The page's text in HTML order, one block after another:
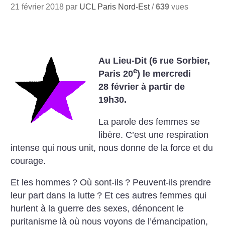
21 février 2018 par UCL Paris Nord-Est/639 vues
Au Lieu-Dit (6 rue Sorbier,
Paris 20e) le mercredi
28 février à partir de
19h30.
La parole des femmes se
libère. C’est une respiration
intense qui nous unit, nous donne de la force et du
courage.
Et les hommes ? Où sont-ils ? Peuvent-ils prendre
leur part dans la lutte ? Et ces autres femmes qui
hurlent à la guerre des sexes, dénoncent le
puritanisme là où nous voyons de l’émancipation,